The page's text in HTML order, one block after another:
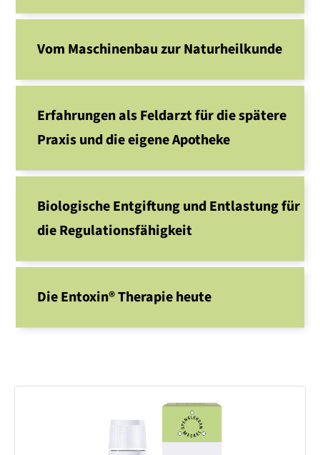
Vom Maschinenbau zur Naturheilkunde
Erfahrungen als Feldarzt für die spätere
Praxis und die eigene Apotheke
Biologische Entgiftung und Entlastung für
die Regulationsfähigkeit
Die Entoxin® Therapie heute